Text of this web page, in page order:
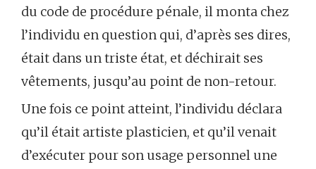
du code de procédure pénale, il monta chez
l’individu en question qui, d’après ses dires,
était dans un triste état, et déchirait ses
vêtements, jusqu’au point de non-retour.
Une fois ce point atteint, l’individu déclara
qu’il était artiste plasticien, et qu’il venait
d’exécuter pour son usage personnel une